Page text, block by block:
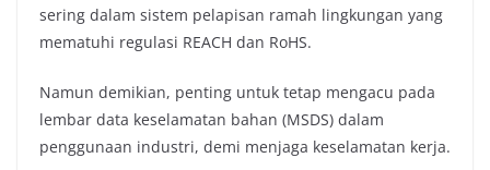
sering dalam sistem pelapisan ramah lingkungan yang
mematuhi regulasi REACH dan RoHS.
Namun demikian, penting untuk tetap mengacu pada
lembar data keselamatan bahan (MSDS) dalam
penggunaan industri, demi menjaga keselamatan kerja.